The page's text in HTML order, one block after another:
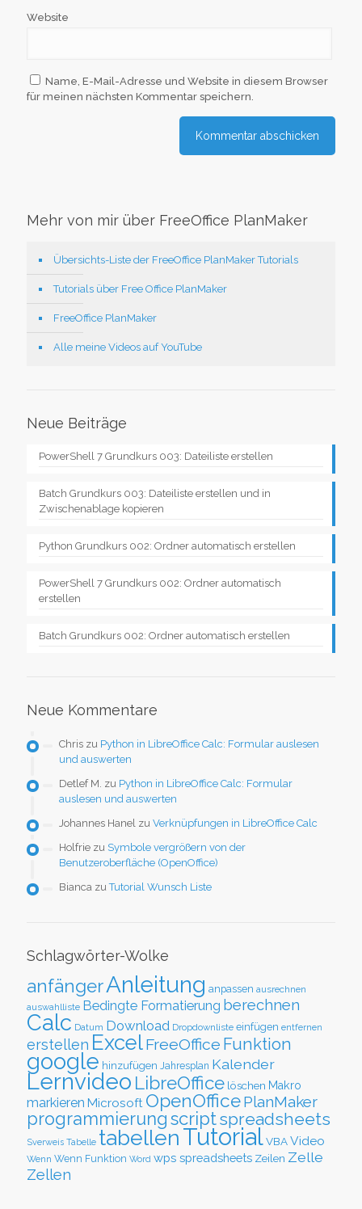
Website
Name, E-Mail-Adresse und Website in diesem Browser
für meinen nächsten Kommentar speichern.
Mehr von mir über FreeOffice PlanMaker
Übersichts-Liste der FreeOffice PlanMaker Tutorials
Tutorials über Free Office PlanMaker
FreeOffice PlanMaker
Alle meine Videos auf YouTube
Neue Beiträge
PowerShell 7 Grundkurs 003: Dateiliste erstellen
Batch Grundkurs 003: Dateiliste erstellen und in
Zwischenablage kopieren
Python Grundkurs 002: Ordner automatisch erstellen
PowerShell 7 Grundkurs 002: Ordner automatisch
erstellen
Batch Grundkurs 002: Ordner automatisch erstellen
Neue Kommentare
Chris zu Python in LibreOffice Calc: Formular auslesen
und auswerten
Detlef M. zu Python in LibreOffice Calc: Formular
auslesen und auswerten
Johannes Hanel zu Verknüpfungen in LibreOffice Calc
Holfrie zu Symbole vergrößern von der
Benutzeroberfläche (OpenOffice)
Bianca zuTutorial Wunsch Liste
Schlagwörter-Wolke
anfängerAnleitung anpassen ausrechnen
auswahlliste Bedingte Formatierung berechnen
Calc Datum Download Dropdownliste einfügen entfernen
erstellen ExcelFreeOffice Funktion
google hinzufügen Jahresplan Kalender
Lernvideo LibreOffice löschen Makro
markieren Microsoft OpenOfficePlanMaker
programmierung scriptspreadsheets
Sverweis Tabelle tabellenTutorialVBAVideo
Wenn Wenn Funktion Word wps spreadsheets Zeilen Zelle
Zellen